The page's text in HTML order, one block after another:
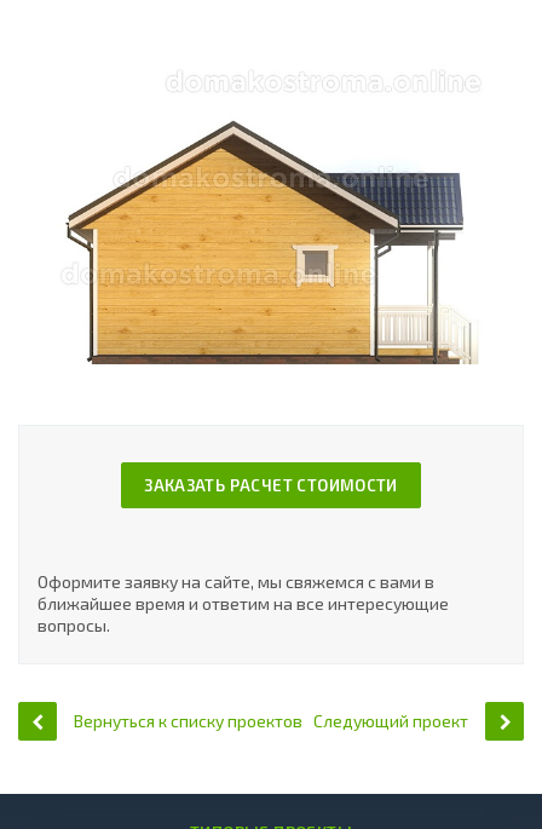
ЗАКАЗАТЬ РАСЧЕТ СТОИМОСТИ
Оформите заявку на сайте, мы свяжемся с вами в
ближайшее время и ответим на все интересующие
вопросы.
Вернуться к списку проектов Следующий проект